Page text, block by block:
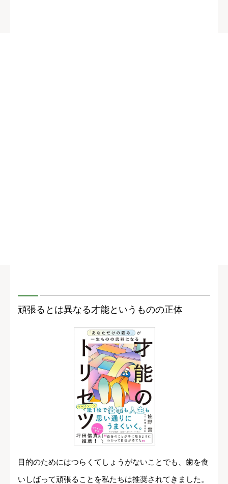
頑張るとは異なる才能というものの正体
目的のためにはつらくてしょうがないことでも、歯を食
いしばって頑張ることを私たちは推奨されてきました。